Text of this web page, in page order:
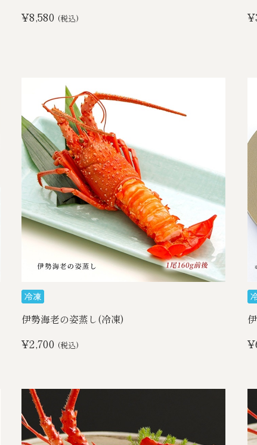
¥8,580 (税込)
伊勢海老の姿蒸し(冷凍)
¥2,700 (税込)